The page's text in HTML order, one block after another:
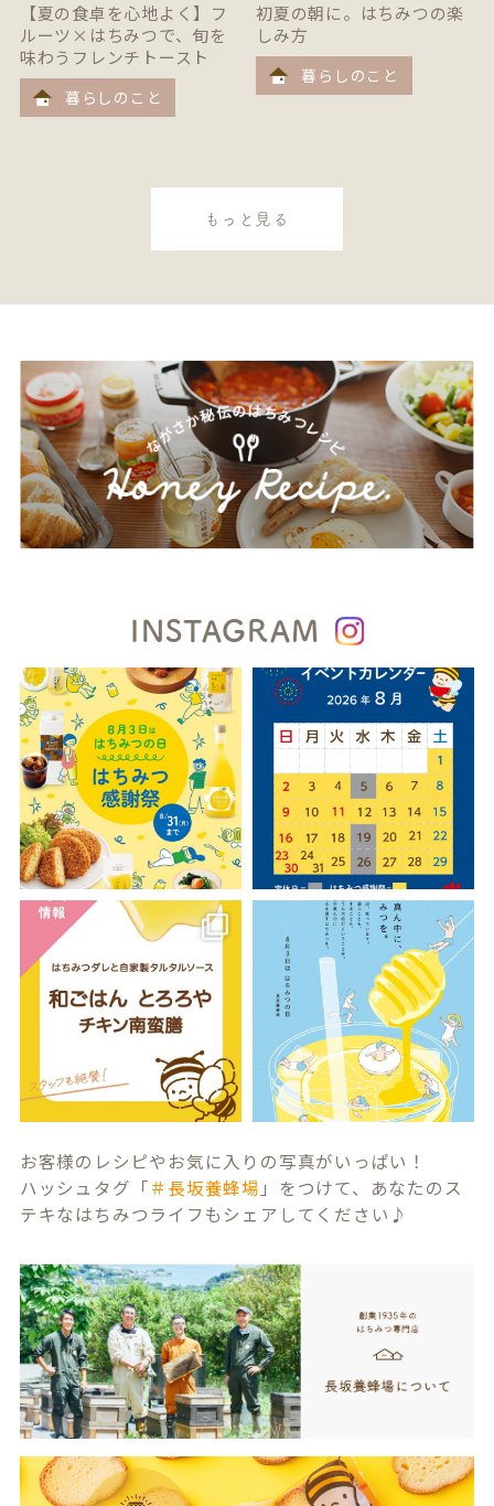
【夏の食卓を心地よく】フ
ルーツ×はちみつで、旬を
味わうフレンチトースト
暮らしのこと
初夏の朝に。はちみつの楽
しみ方
暮らしのこと
もっと見る
INSTAGRAM
お客様のレシピやお気に入りの写真がいっぱい！
ハッシュタグ「＃長坂養蜂場 」をつけて、あなたのス
テキなはちみつライフもシェアしてください♪